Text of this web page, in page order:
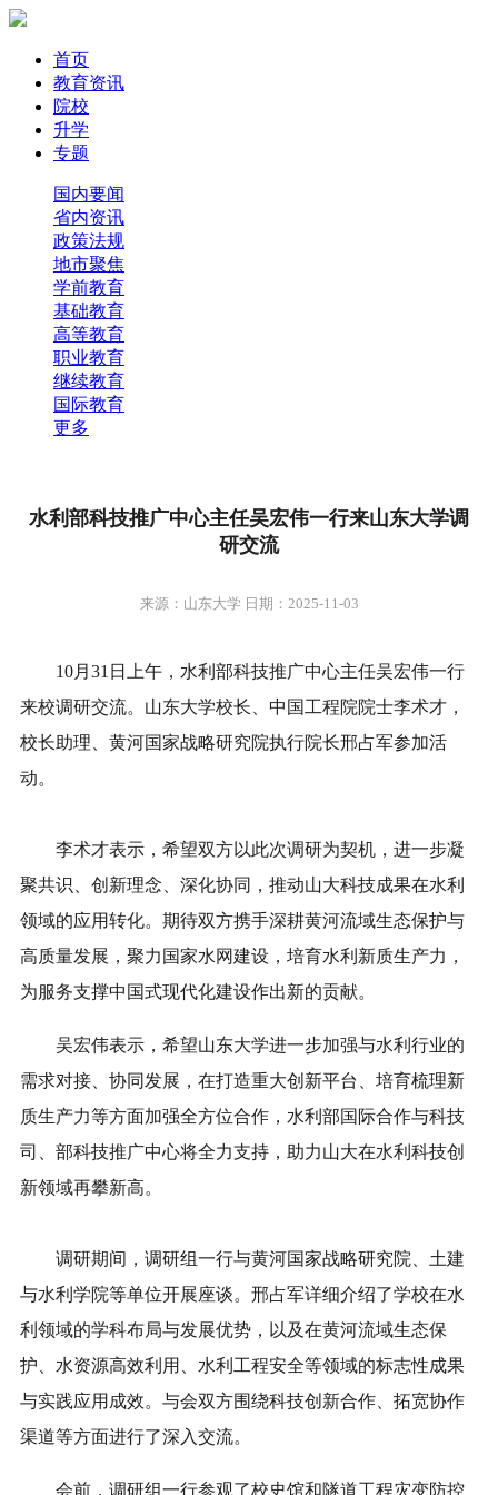
首页
教育资讯
院校
升学
专题
国内要闻
省内资讯
政策法规
地市聚焦
学前教育
基础教育
高等教育
职业教育
继续教育
国际教育
更多
水利部科技推广中心主任吴宏伟一行来山东大学调
研交流
来源：山东大学 日期：2025-11-03
10月31日上午，水利部科技推广中心主任吴宏伟一行
来校调研交流。山东大学校长、中国工程院院士李术才，
校长助理、黄河国家战略研究院执行院长邢占军参加活
动。
李术才表示，希望双方以此次调研为契机，进一步凝
聚共识、创新理念、深化协同，推动山大科技成果在水利
领域的应用转化。期待双方携手深耕黄河流域生态保护与
高质量发展，聚力国家水网建设，培育水利新质生产力，
为服务支撑中国式现代化建设作出新的贡献。
吴宏伟表示，希望山东大学进一步加强与水利行业的
需求对接、协同发展，在打造重大创新平台、培育梳理新
质生产力等方面加强全方位合作，水利部国际合作与科技
司、部科技推广中心将全力支持，助力山大在水利科技创
新领域再攀新高。
调研期间，调研组一行与黄河国家战略研究院、土建
与水利学院等单位开展座谈。邢占军详细介绍了学校在水
利领域的学科布局与发展优势，以及在黄河流域生态保
护、水资源高效利用、水利工程安全等领域的标志性成果
与实践应用成效。与会双方围绕科技创新合作、拓宽协作
渠道等方面进行了深入交流。
会前，调研组一行参观了校史馆和隧道工程灾变防控